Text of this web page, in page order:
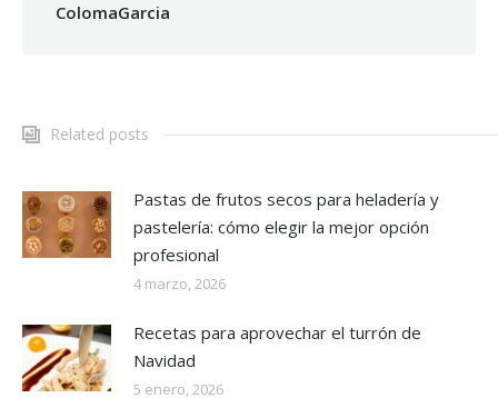
ColomaGarcia
Related posts
Pastas de frutos secos para heladería y
pastelería: cómo elegir la mejor opción
profesional
4 marzo, 2026
Recetas para aprovechar el turrón de
Navidad
5 enero, 2026